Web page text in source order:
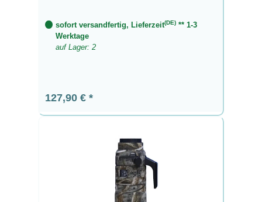
sofort versandfertig, Lieferzeit(DE)** 1-3
Werktage
auf Lager: 2
Regulärer Preis:
127,90 €